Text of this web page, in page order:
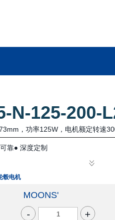
N-125-200-
，功率125W，电机额定转速
靠● 深度定制
毂电机
MOONS'
- +